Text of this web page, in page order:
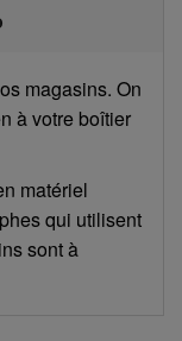
magasins. On
à votre boîtier
matériel
qui utilisent
sont à